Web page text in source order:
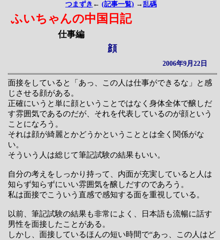
つまずき ← (記事一覧) → 乱碼
ふいちゃんの中国日記
仕事編
顔
2006年9月22日
面接をしていると「あっ、この人は仕事ができるな」と感
じさせる顔がある。
正確にいうと単に顔ということではなく身体全体で醸しだ
す雰囲気であるのだが、それを代表しているのが顔という
ことになろう。
それは顔が綺麗とかどうかということとは全く関係がな
い。
そういう人は総じて筆記試験の結果もいい。
自分の考えをしっかり持って、内面が充実していると人は
知らず知らずにいい雰囲気を醸しだすのであろう。
私は面接でこういう直感で感知する面を重視している。
以前、筆記試験の結果も非常によく、日本語も流暢に話す
男性を面接したことがある。
しかし、面接しているほんの短い時間で“あっ、この人はど